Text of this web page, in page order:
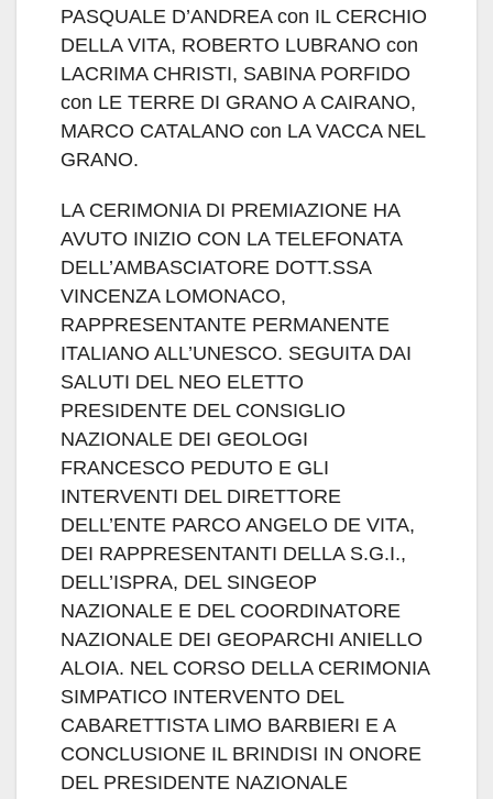
PASQUALE D’ANDREA con IL CERCHIO
DELLA VITA, ROBERTO LUBRANO con
LACRIMA CHRISTI, SABINA PORFIDO
con LE TERRE DI GRANO A CAIRANO,
MARCO CATALANO con LA VACCA NEL
GRANO.
LA CERIMONIA DI PREMIAZIONE HA
AVUTO INIZIO CON LA TELEFONATA
DELL’AMBASCIATORE DOTT.SSA
VINCENZA LOMONACO,
RAPPRESENTANTE PERMANENTE
ITALIANO ALL’UNESCO. SEGUITA DAI
SALUTI DEL NEO ELETTO
PRESIDENTE DEL CONSIGLIO
NAZIONALE DEI GEOLOGI
FRANCESCO PEDUTO E GLI
INTERVENTI DEL DIRETTORE
DELL’ENTE PARCO ANGELO DE VITA,
DEI RAPPRESENTANTI DELLA S.G.I.,
DELL’ISPRA, DEL SINGEOP
NAZIONALE E DEL COORDINATORE
NAZIONALE DEI GEOPARCHI ANIELLO
ALOIA. NEL CORSO DELLA CERIMONIA
SIMPATICO INTERVENTO DEL
CABARETTISTA LIMO BARBIERI E A
CONCLUSIONE IL BRINDISI IN ONORE
DEL PRESIDENTE NAZIONALE